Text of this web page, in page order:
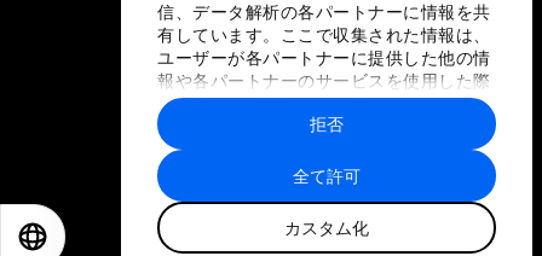
信、データ解析の各パートナーに情報を共
有しています。ここで収集された情報は、
ユーザーが各パートナーに提供した他の情
報や各パートナーのサービスを使用した際
に収集された情報と組み合わされ、各パー
トナーによって使用されることがありま
す。
全て許可
カスタム化
拒否
プライバシーポリシーと利用規約
サイトマップ
©
世界経済フォーラム